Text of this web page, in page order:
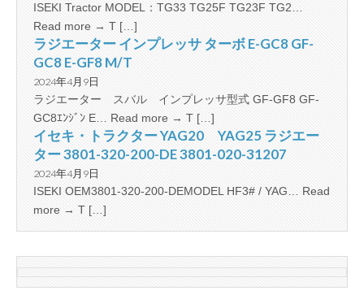
ISEKI Tractor MODEL：TG33 TG25F TG23F TG2…
Read more → T […]
ラジエーター インプレッサ ターボ E-GC8 GF-
GC8 E-GF8 M/T
2024年4月9日
ラジエーター スバル インプレッサ型式 GF-GF8 GF-
GC8ｴﾝｼﾞﾝ E… Read more → T […]
イセキ・トラクター YAG20 YAG25 ラジエー
ター 3801-320-200-DE 3801-020-31207
2024年4月9日
ISEKI OEM3801-320-200-DEMODEL HF3# / YAG… Read
more → T […]